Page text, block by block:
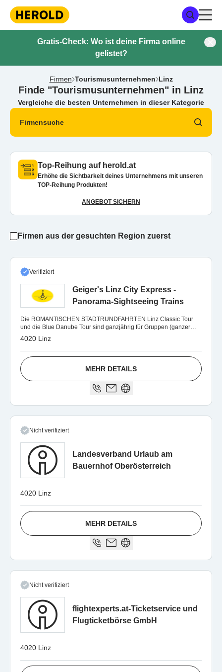
Gratis-Check: Wo ist deine Firma online
gelistet?
Firmen Tourismusunternehmen Linz
Finde "Tourismusunternehmen" in Linz
Vergleiche die besten Unternehmen in dieser Kategorie
Firmensuche
Top-Reihung auf herold.at
Erhöhe die Sichtbarkeit deines Unternehmens mit unseren
TOP-Reihung Produkten!
ANGEBOT SICHERN
Firmen aus der gesuchten Region zuerst
Verifiziert
Geiger's Linz City Express -
Panorama-Sightseeing Trains
Die ROMANTISCHEN STADTRUNDFAHRTEN Linz Classic Tour
und die Blue Danube Tour sind ganzjährig für Gruppen (ganzer
Zug) auf Bestellung möglich.
4020 Linz
MEHR DETAILS
Nicht verifiziert
Landesverband Urlaub am
Bauernhof Oberösterreich
4020 Linz
MEHR DETAILS
Nicht verifiziert
flightexperts.at-Ticketservice und
Flugticketbörse GmbH
4020 Linz